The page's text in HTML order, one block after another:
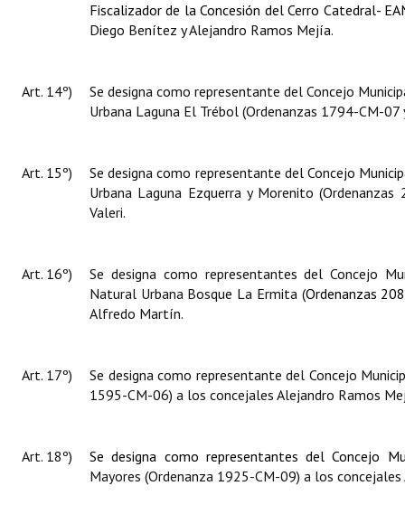
Fiscalizador de la Concesión del Cerro Catedral-
Diego Benítez y Alejandro Ramos Mejía.
Art. 14º)
Se designa como representante del Concejo
Urbana Laguna El Trébol (Ordenanzas 1794-CM-
Art. 15º)
Se designa como representante del Concejo
Urbana Laguna Ezquerra y Morenito
Valeri.
Art. 16º)
Se designa como representantes del Concejo
Natural Urbana Bosque La Ermita (Ordenanzas
Alfredo Martín.
Art. 17º)
Se designa como representante del Concejo
1595-CM-06) a los concejales Alejandro Ramos
Art. 18º)
Se designa como representantes del Concejo
Mayores (Ordenanza 1925-CM-09) a los concejales